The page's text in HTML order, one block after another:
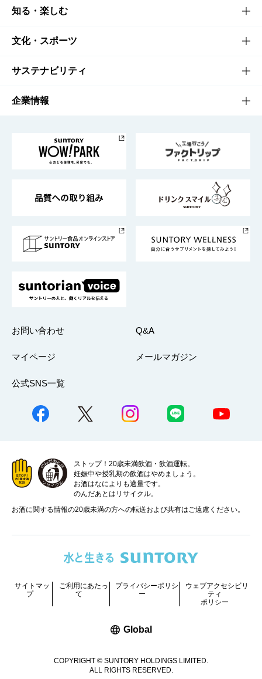
商品TOP
商品一覧
商品発売情報
栄養成分一覧
知る・楽しむ
知る・楽しむTOP
キャンペーン
工場見学
地域情報
文化・スポーツ
文化・スポーツTOP
サントリーホール
サントリーサンバーズ大阪
サステナビリティ
サステナビリティTOP
サントリーが考えるサステナビリティ経営
企業情報
企業概要
採用情報
お問い合わせ Q&A
マイページ メールマガジン
公式SNS一覧
ストップ！20歳未満飲酒・飲酒運転。
妊娠中や授乳期の飲酒はやめましょう。
お酒はなによりも適量です。
のんだあとはリサイクル。
お酒に関する情報の20歳未満の方への転送および共有はご遠慮ください。
COPYRIGHT © SUNTORY HOLDINGS LIMITED.
ALL RIGHTS RESERVED.
サイトマッ
プ
ご利用にあたっ
て
プライバシーポリシ
ー
ウェブアクセシビリ
ティ
ポリシー
Global新しいウィンドウで開く